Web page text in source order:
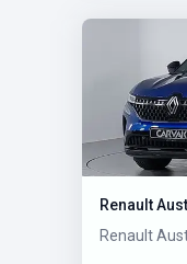
Renault
Renault